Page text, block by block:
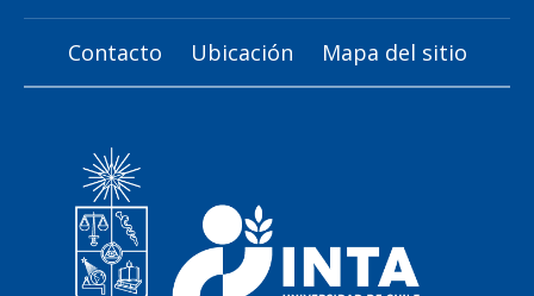
Contacto Ubicación Mapa del sitio